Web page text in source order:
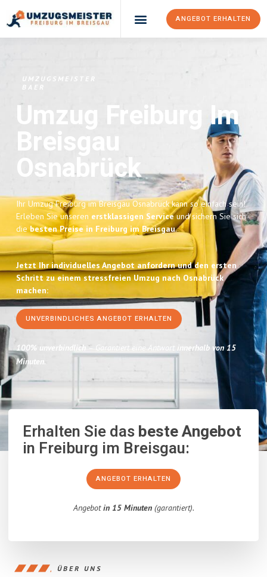
ANGEBOT ERHALTEN
UMZUGSMEISTER
BAER
Umzug Freiburg Im
Breisgau
Osnabrück
Ihr Umzug Freiburg im Breisgau Osnabrück kann so einfach sein!
Erleben Sie unseren erstklassigen Serviceund sichern Sie sich
diebesten Preise in Freiburg im Breisgau.
Jetzt Ihr individuelles Angebot anfordern und den ersten
Schritt zu einem stressfreien Umzug nach Osnabrück
machen:
UNVERBINDLICHES ANGEBOT ERHALTEN
100% unverbindlich – Garantiert eine Antwort
innerhalb von 15
Minuten.
Erhalten Sie dasbeste Angebot
in Freiburg im Breisgau:
ANGEBOT ERHALTEN
Angebotin 15 Minuten(garantiert).
ÜBER UNS